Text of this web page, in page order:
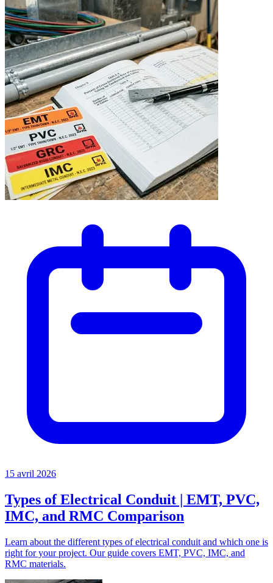
15 avril 2026
Types of Electrical Conduit | EMT, PVC,
IMC, and RMC Comparison
Learn about the different types of electrical conduit and which one is
right for your project. Our guide covers EMT, PVC, IMC, and
RMC materials.